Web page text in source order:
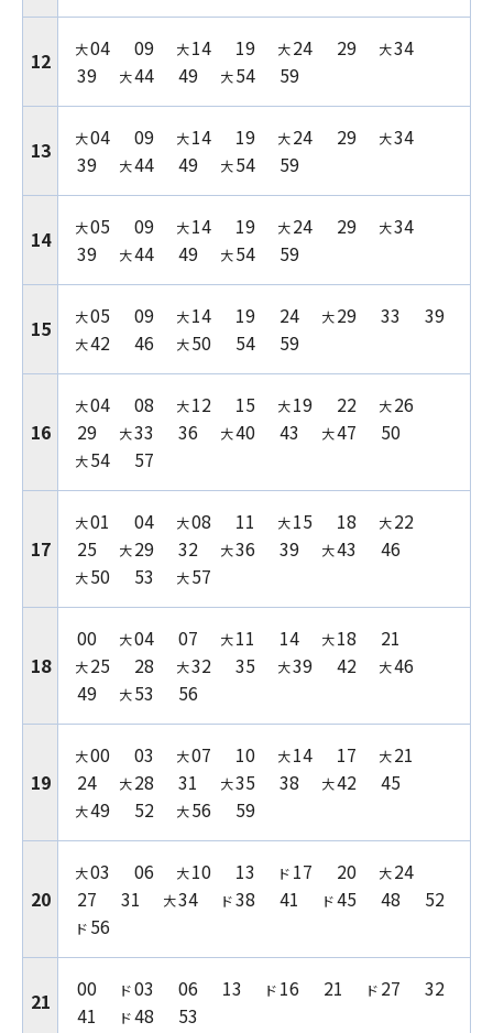
12 大04 09 大14 19 大24 29 大34
39
大44 49 大54 59
13 大04 09 大14 19 大24 29 大34
39
大44 49 大54 59
14 大05 09 大14 19 大24 29 大34
39
大44 49 大54 59
15 大05 09 大14 19 24 大29 33 39
大42 46 大50 54 59
16
大04 08 大12 15 大19 22 大26
29
大33 36 大40 43 大47 50
大54 57
17
大01 04 大08 11 大15 18 大22
25
大29 32 大36 39 大43 46
大50 53 大57
18
00 大04 07 大11 14 大18 21
大25 28 大32 35 大39 42 大46
49
大53 56
19
大00 03 大07 10 大14 17 大21
24
大28 31 大35 38 大42 45
大49 52 大56 59
20
大03 06 大10 13 ド 17 20 大24
27
31 大34 ド38 41 ド45 48 52
ド 56
21 00 ド03 06 13 ド 16 21 ド 27
32
41
ド48 53